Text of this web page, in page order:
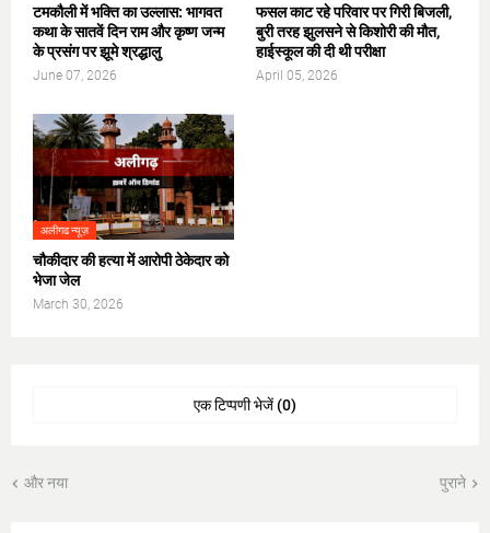
टमकौली में भक्ति का उल्लास: भागवत
कथा के सातवें दिन राम और कृष्ण जन्म
के प्रसंग पर झूमे श्रद्धालु
June 07, 2026
फसल काट रहे परिवार पर गिरी बिजली,
बुरी तरह झुलसने से किशोरी की मौत,
हाईस्कूल की दी थी परीक्षा
April 05, 2026
अलीगढ न्यूज़
चौकीदार की हत्या में आरोपी ठेकेदार को
भेजा जेल
March 30, 2026
एक टिप्पणी भेजें (0)
और नया पुराने